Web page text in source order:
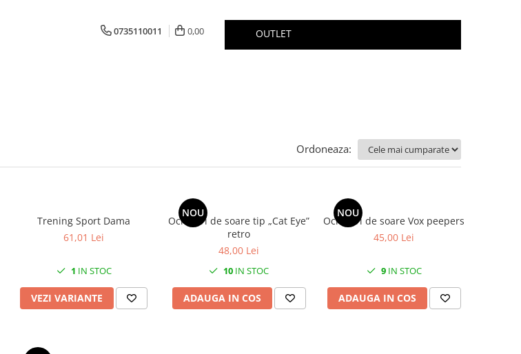
0735110011 0,00 OUTLET
Ordoneaza:
Trening Sport Dama
61,01 Lei
1 IN STOC
VEZI VARIANTE
NOU
Ochelari de soare tip „Cat Eye”
retro
48,00 Lei
10 IN STOC
ADAUGA IN COS
NOU
Ochelari de soare Vox peepers
45,00 Lei
9IN STOC
ADAUGA IN COS